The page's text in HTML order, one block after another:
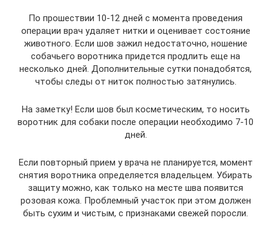
По прошествии 10-12 дней с момента проведения
операции врач удаляет нитки и оценивает состояние
животного. Если шов зажил недостаточно, ношение
собачьего воротника придется продлить еще на
несколько дней. Дополнительные сутки понадобятся,
чтобы следы от ниток полностью затянулись.
На заметку! Если шов был косметическим, то носить
воротник для собаки после операции необходимо 7-10
дней.
Если повторный прием у врача не планируется, момент
снятия воротника определяется владельцем. Убирать
защиту можно, как только на месте шва появится
розовая кожа. Проблемный участок при этом должен
быть сухим и чистым, с признаками свежей поросли.